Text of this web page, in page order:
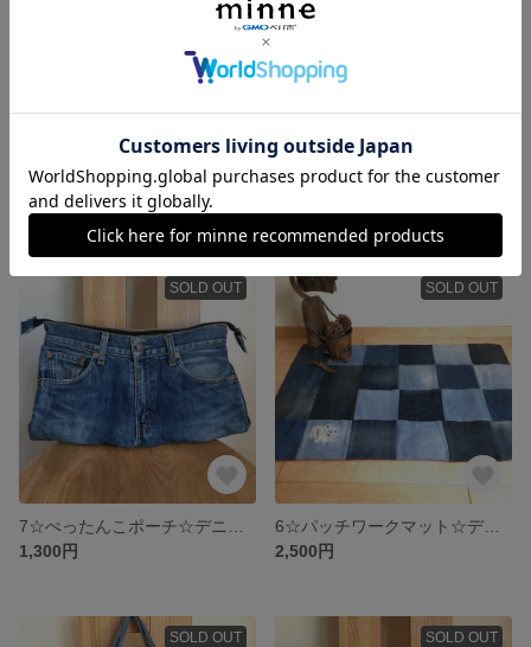
9☆パッチワークマット☆デニムリメイク
2,500円
8☆パッチワークマット☆デニムリメイク
SOLD OUT
1,300円
SOLD OUT
2,500円
SOLD OUT SOLD OUT